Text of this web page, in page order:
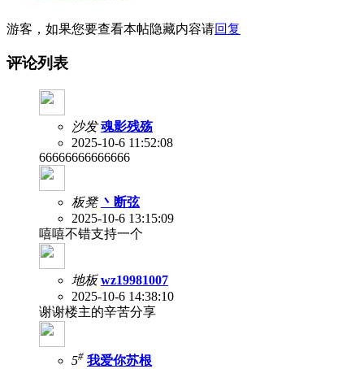
游客，如果您要查看本帖隐藏内容请回复
评论列表
沙发 魂影残殇
2025-10-6 11:52:08
66666666666666
板凳 丶断弦
2025-10-6 13:15:09
嘻嘻不错支持一个
地板 wz19981007
2025-10-6 14:38:10
谢谢楼主的辛苦分享
5# 我爱你苏根